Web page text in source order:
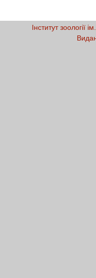
Інститут зоології